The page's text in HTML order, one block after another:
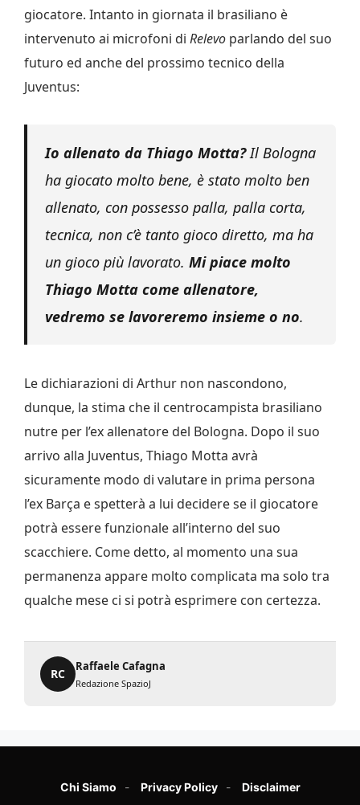
giocatore. Intanto in giornata il brasiliano è
intervenuto ai microfoni di Relevo parlando del suo
futuro ed anche del prossimo tecnico della
Juventus:
Io allenato da Thiago Motta?Il Bologna
ha giocato molto bene, è stato molto ben
allenato, con possesso palla, palla corta,
tecnica, non c’è tanto gioco diretto, ma ha
un gioco più lavorato. Mi piace molto
Thiago Motta come allenatore,
vedremo se lavoreremo insieme o no.
Le dichiarazioni di Arthur non nascondono,
dunque, la stima che il centrocampista brasiliano
nutre per l’ex allenatore del Bologna. Dopo il suo
arrivo alla Juventus, Thiago Motta avrà
sicuramente modo di valutare in prima persona
l’ex Barça e spetterà a lui decidere se il giocatore
potrà essere funzionale all’interno del suo
scacchiere. Come detto, al momento una sua
permanenza appare molto complicata ma solo tra
qualche mese ci si potrà esprimere con certezza.
RC
Raffaele Cafagna
Redazione SpazioJ
Chi Siamo Privacy Policy Disclaimer